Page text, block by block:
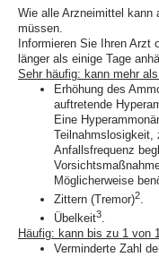
Wie alle Arzneimittel kann
müssen.
Informieren Sie Ihren Arzt
länger als einige Tage
Sehr häufig: kann mehr
Erhöhung des
auftretende
Eine
Teilnahmslosigkeit,
Anfallsfrequenz
Möglicherweise
Zittern (Tremor)2.
Übelkeit3.
Häufig: kann bis zu 1 von
Verminderte Zahl